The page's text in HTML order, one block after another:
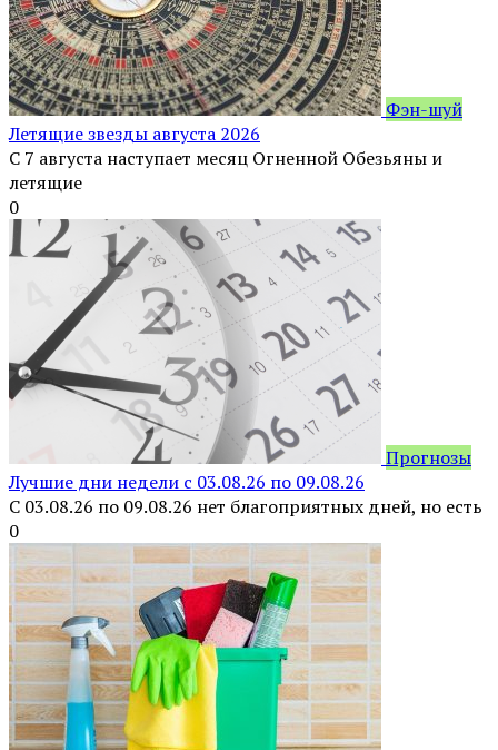
Фэн-шуй
Летящие звезды августа 2026
С 7 августа наступает месяц Огненной Обезьяны и
летящие
0
Прогнозы
Лучшие дни недели с 03.08.26 по 09.08.26
С 03.08.26 по 09.08.26 нет благоприятных дней, но есть
0